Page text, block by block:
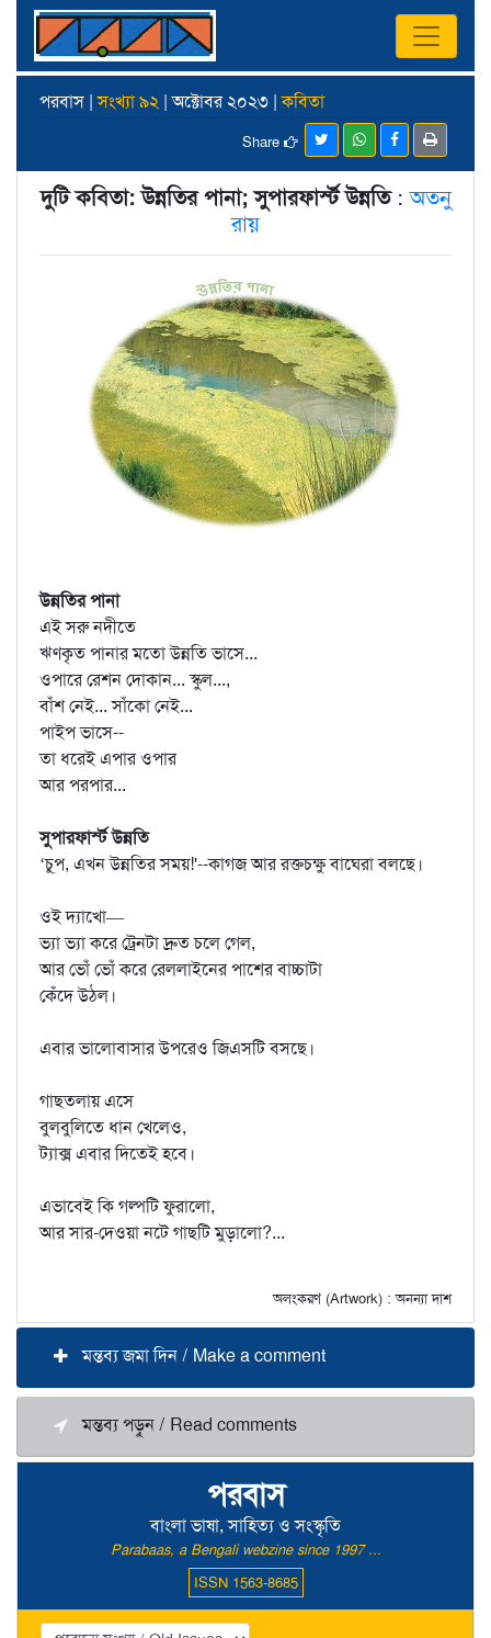
পরবাস
বাংলা ভাষা, সাহিত্য ও সংস্কৃতি
Parabaas, a Bengali webzine since 1997 ...
ISSN 1563-8685
পরবাস |সংখ্যা ৯২ | অক্টোবর ২০২৩ |কবিতা
Share
দুটি কবিতা: উন্নতির পানা; সুপারফার্স্ট উন্নতি:অতনু
রায়
উন্নতির পানা
এই সরু নদীতে
ঋণকৃত পানার মতো উন্নতি ভাসে...
ওপারে রেশন দোকান... স্কুল...,
বাঁশ নেই... সাঁকো নেই...
পাইপ ভাসে--
তা ধরেই এপার ওপার
আর পরপার...
সুপারফার্স্ট উন্নতি
‘চু্‌প, এখন উন্নতির সময়!'--কাগজ আর রক্তচক্ষু বাঘেরা বলছে।
ওই দ্যাখো—
ভ্যা ভ্যা করে ট্রেনটা দ্রুত চলে গেল,
আর ভোঁ ভোঁ করে রেললাইনের পাশের বাচ্চাটা
কেঁদে উঠল।
এবার ভালোবাসার উপরেও জিএসটি বসছে।
গাছতলায় এসে
বুলবুলিতে ধান খেলেও,
ট্যাক্স এবার দিতেই হবে।
এভাবেই কি গল্পটি ফুরালো,
আর সার-দেওয়া নটে গাছটি মুড়ালো?...
অলংকরণ (Artwork) : অনন্যা দাশ
মন্তব্য জমা দিন / Make a comment
মন্তব্য পড়ুন / Read comments